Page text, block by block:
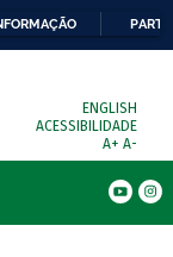
ENGLISH
ACESSIBILIDADE
A+ A-